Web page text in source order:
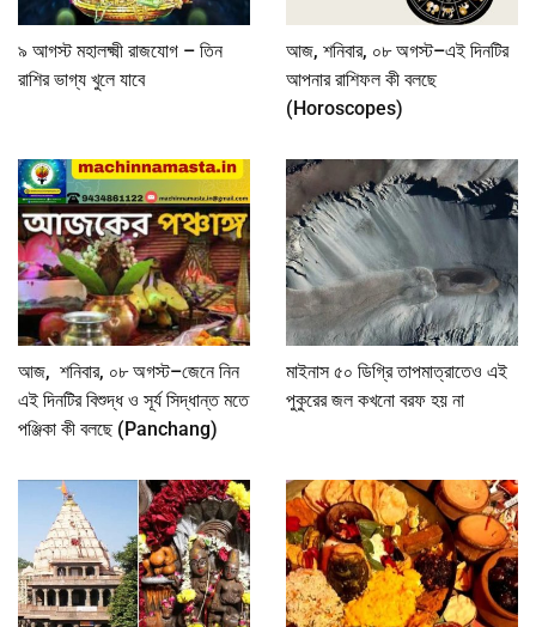
৯ আগস্ট মহালক্ষ্মী রাজযোগ – তিন
রাশির ভাগ্য খুলে যাবে
আজ, শনিবার, ০৮ অগস্ট–এই দিনটির
আপনার রাশিফল কী বলছে
(Horoscopes)
আজ, শনিবার, ০৮ অগস্ট–জেনে নিন
এই দিনটির বিশুদ্ধ ও সূর্য সিদ্ধান্ত মতে
পঞ্জিকা কী বলছে (Panchang)
মাইনাস ৫০ ডিগ্রি তাপমাত্রাতেও এই
পুকুরের জল কখনো বরফ হয় না